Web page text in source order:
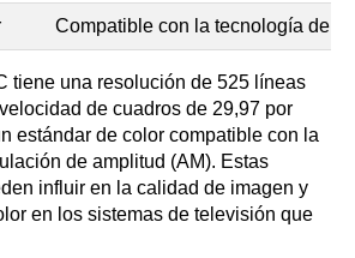
Compatible con la tecnología de
tiene una resolución de 525 líneas
de cuadros de 29,97 por
estándar de color compatible con la
de amplitud (AM). Estas
influir en la calidad de imagen y
en los sistemas de televisión que